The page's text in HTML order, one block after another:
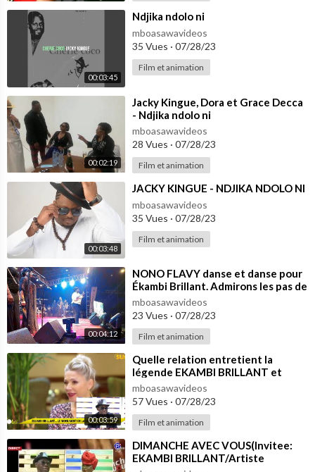
00:03:45
⁣Ndjika ndolo ni
mboasawavideos
35 Vues · 07/28/23
Film et animation
00:02:19
⁣Jacky Kingue, Dora et Grace Decca
- Ndjika ndolo ni
mboasawavideos
28 Vues · 07/28/23
Film et animation
00:03:48
⁣JACKY KINGUE - NDJIKA NDOLO NI
mboasawavideos
35 Vues · 07/28/23
Film et animation
00:04:12
⁣NONO FLAVY danse et danse pour
Ékambi Brillant. Admirons les pas de
l'artiste
mboasawavideos
23 Vues · 07/28/23
Film et animation
00:03:59
⁣Quelle relation entretient la
légende EKAMBI BRILLANT et
l'artiste Angélique Kidjo ?
mboasawavideos
57 Vues · 07/28/23
Film et animation
⁣DIMANCHE AVEC VOUS(Invitee:
EKAMBI BRILLANT/Artiste